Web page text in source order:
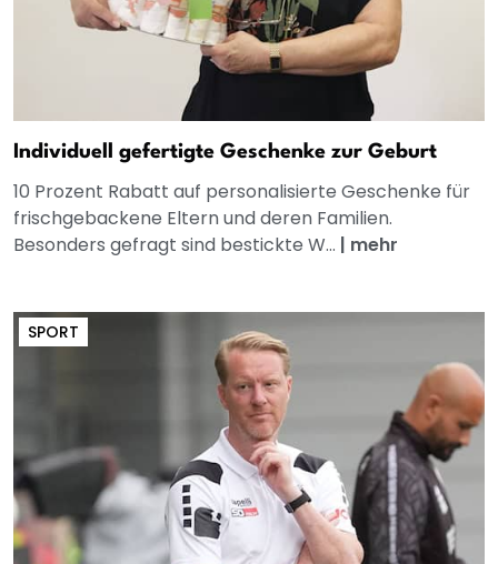
Individuell gefertigte Geschenke zur Geburt
10 Prozent Rabatt auf personalisierte Geschenke für
frischgebackene Eltern und deren Familien.
Besonders gefragt sind bestickte W... | mehr
SPORT